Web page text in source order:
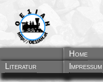
Home
Literatur
Impressum